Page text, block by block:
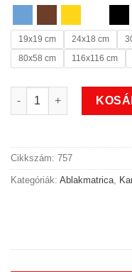
19x19 cm 24x18 cm
80x58 cm
116x116 cm
Csengős karácsonyi
Cikkszám: 757
Kategóriák: Ablakmatrica